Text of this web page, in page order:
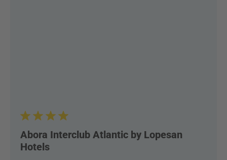
Abora Interclub Atlantic by Lopesan
Hotels